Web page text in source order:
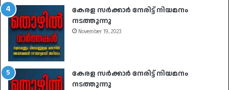
കേരള സർക്കാർ നേരിട്ട് നിയമനം
നടത്തുന്നു
November 19, 2023
കേരള സർക്കാർ നേരിട്ട് നിയമനം
നടത്തുന്നു